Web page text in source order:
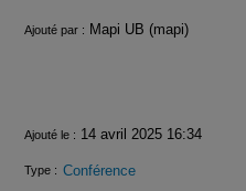
Infos
Ajouté par : Mapi UB (mapi)
Ajouté le : 14 avril 2025 16:34
Type : Conférence